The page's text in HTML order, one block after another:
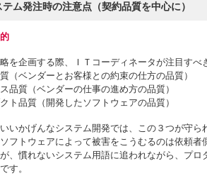
ム発注時の注意点（契約品質を中心に）
を企画する際、ＩＴコーディネータが注目すべ
（ベンダーとお客様との約束の仕方の品質）
品質（ベンダーの仕事の進め方の品質）
ト品質（開発したソフトウェアの品質）
いかげんなシステム開発では、この３つが守
フトウェアによって被害をこうむるのは依頼
、慣れないシステム用語に追われながら、プ
す。